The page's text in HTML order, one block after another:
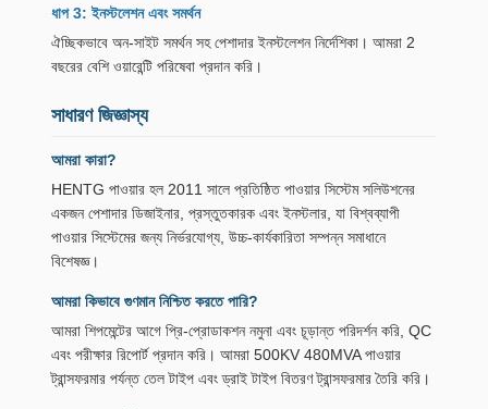
ধাপ 3: ইনস্টলেশন এবং সমর্থন
ঐচ্ছিকভাবে অন-সাইট সমর্থন সহ পেশাদার ইনস্টলেশন নির্দেশিকা। আমরা 2
বছরের বেশি ওয়ারেন্টি পরিষেবা প্রদান করি।
সাধারণ জিজ্ঞাস্য
আমরা কারা?
HENTG পাওয়ার হল 2011 সালে প্রতিষ্ঠিত পাওয়ার সিস্টেম সলিউশনের
একজন পেশাদার ডিজাইনার, প্রস্তুতকারক এবং ইনস্টলার, যা বিশ্বব্যাপী
পাওয়ার সিস্টেমের জন্য নির্ভরযোগ্য, উচ্চ-কার্যকারিতা সম্পন্ন সমাধানে
বিশেষজ্ঞ।
আমরা কিভাবে গুণমান নিশ্চিত করতে পারি?
আমরা শিপমেন্টের আগে প্রি-প্রোডাকশন নমুনা এবং চূড়ান্ত পরিদর্শন করি, QC
এবং পরীক্ষার রিপোর্ট প্রদান করি। আমরা 500KV 480MVA পাওয়ার
ট্রান্সফরমার পর্যন্ত তেল টাইপ এবং ড্রাই টাইপ বিতরণ ট্রান্সফরমার তৈরি করি।